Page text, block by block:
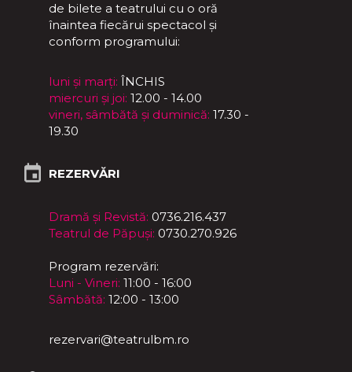
de bilete a teatrului cu o oră
înaintea fiecărui spectacol și
conform programului:
luni și marți: ÎNCHIS
miercuri și joi: 12.00 - 14.00
vineri, sâmbătă și duminică: 17.30 -
19.30
REZERVĂRI
Dramă și Revistă: 0736.216.437
Teatrul de Păpuși: 0730.270.926
Program rezervări:
Luni - Vineri: 11:00 - 16:00
Sâmbătă: 12:00 - 13:00
rezervari@teatrulbm.ro